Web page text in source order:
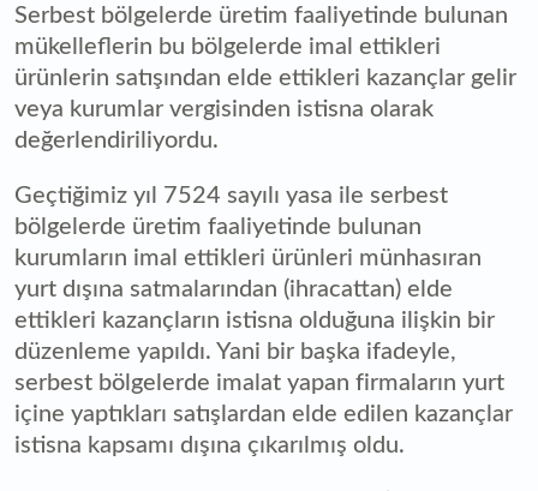
Serbest bölgelerde üretim faaliyetinde bulunan
mükelleflerin bu bölgelerde imal ettikleri
ürünlerin satışından elde ettikleri kazançlar gelir
veya kurumlar vergisinden istisna olarak
değerlendiriliyordu.
Geçtiğimiz yıl 7524 sayılı yasa ile serbest
bölgelerde üretim faaliyetinde bulunan
kurumların imal ettikleri ürünleri münhasıran
yurt dışına satmalarından (ihracattan) elde
ettikleri kazançların istisna olduğuna ilişkin bir
düzenleme yapıldı. Yani bir başka ifadeyle,
serbest bölgelerde imalat yapan firmaların yurt
içine yaptıkları satışlardan elde edilen kazançlar
istisna kapsamı dışına çıkarılmış oldu.